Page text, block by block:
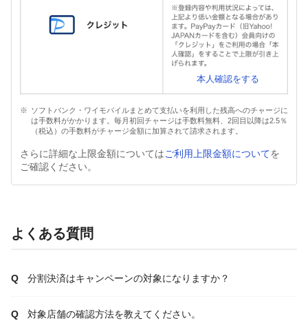
本人確認をする
ソフトバンク・ワイモバイルまとめて支払いを利用した残高へのチャージに
は手数料がかかります。毎月初回チャージは手数料無料、2回目以降は2.5％
（税込）の手数料がチャージ金額に加算されて請求されます。
さらに詳細な上限金額についてはご利用上限金額についてを
ご確認ください。
よくある質問
分割決済はキャンペーンの対象になりますか？
対象店舗の確認方法を教えてください。